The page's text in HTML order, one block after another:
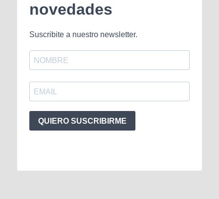
novedades
Suscribite a nuestro newsletter.
QUIERO SUSCRIBIRME